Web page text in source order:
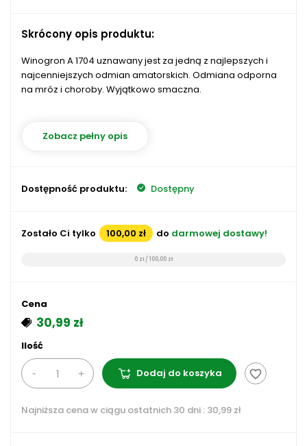
Skrócony opis produktu:
Winogron A 1704 uznawany jest za jedną z najlepszych i
najcenniejszych odmian amatorskich. Odmiana odporna
na mróz i choroby. Wyjątkowo smaczna.
Zobacz pełny opis
Dostępność produktu: Dostępny
Zostało Ci tylko 100,00 zł do darmowej dostawy!
0 zł / 100,00 zł
Cena
30,99 zł
Ilość
Dodaj do koszyka favorite_border
Najniższa cena w ciągu ostatnich 30 dni : 30,99 zł